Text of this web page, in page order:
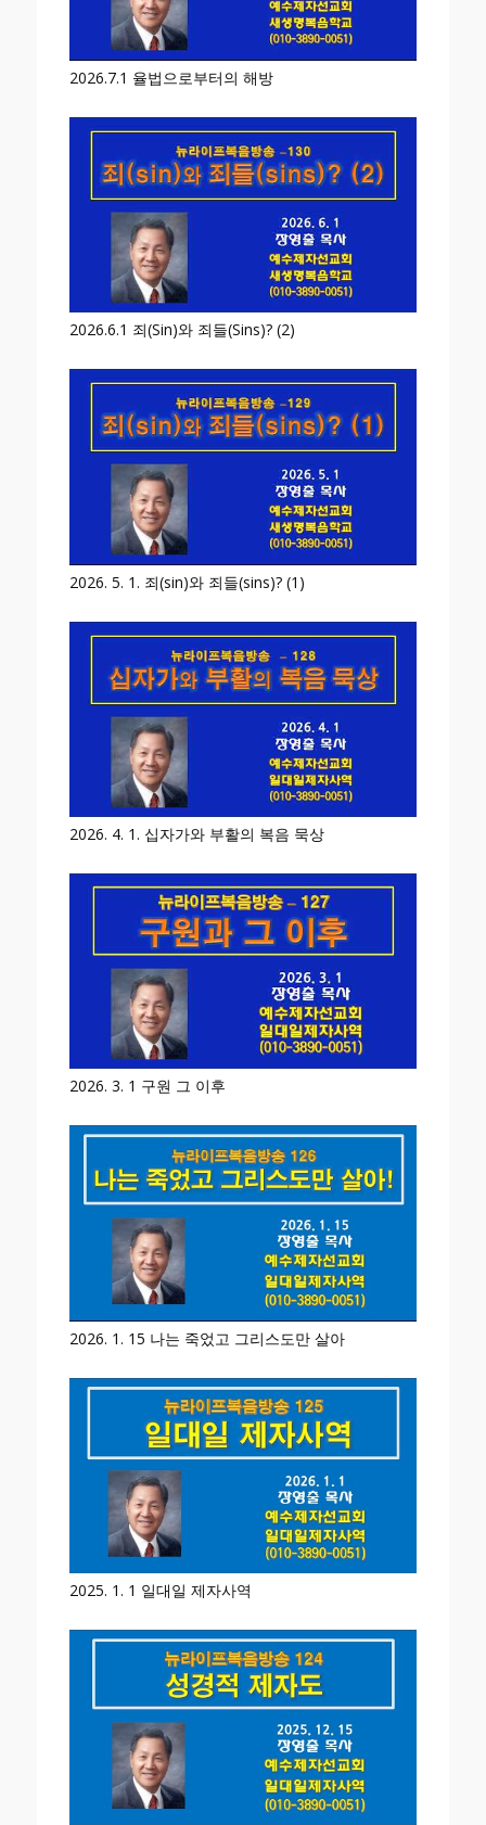
2026.7.1 율법으로부터의 해방
2026.6.1 죄(Sin)와 죄들(Sins)? (2)
2026. 5. 1. 죄(sin)와 죄들(sins)? (1)
2026. 4. 1. 십자가와 부활의 복음 묵상
2026. 3. 1 구원 그 이후
2026. 1. 15 나는 죽었고 그리스도만 살아
2025. 1. 1 일대일 제자사역